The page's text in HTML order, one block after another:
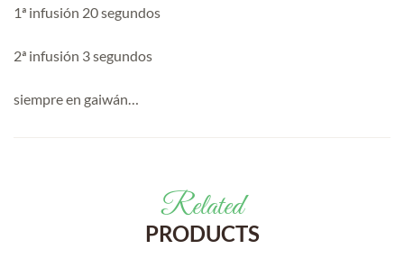
1ª infusión 20 segundos
2ª infusión 3 segundos
siempre en gaiwán…
Related
PRODUCTS